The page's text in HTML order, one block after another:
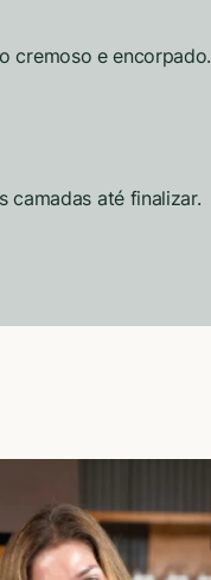
cremoso e encorpado.
camadas até finalizar.